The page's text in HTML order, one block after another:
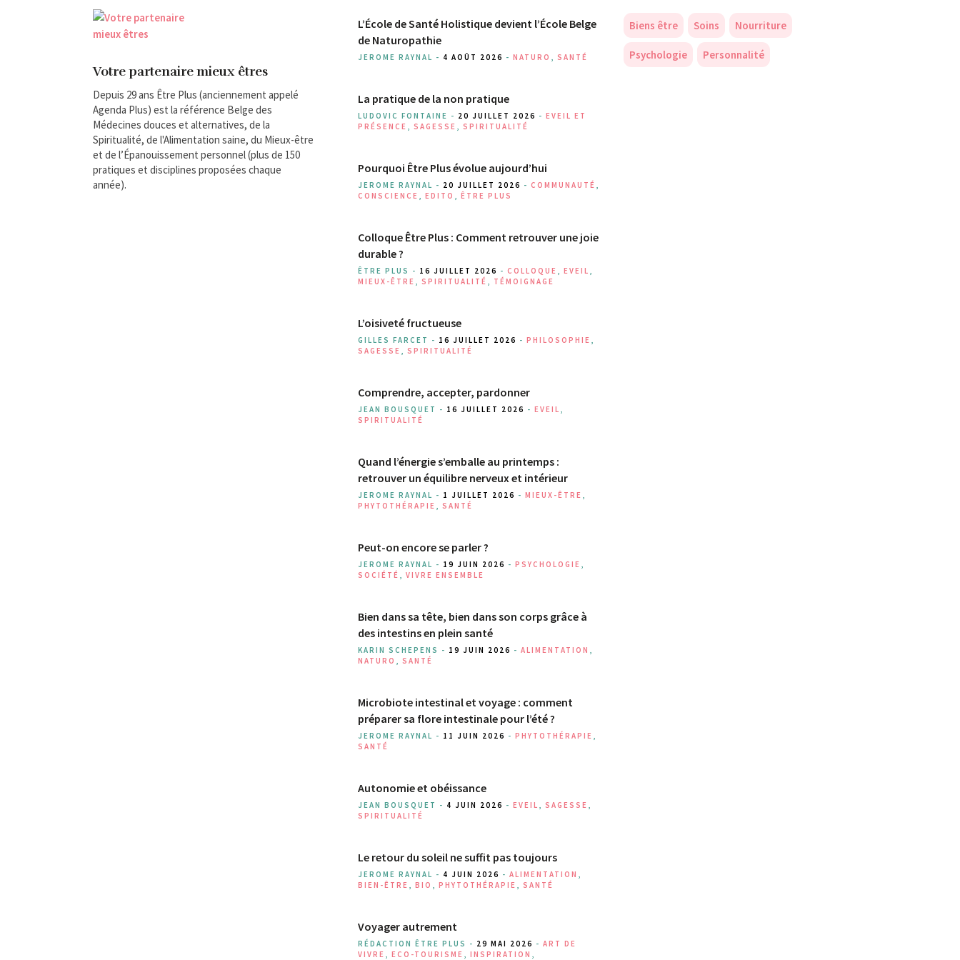
Votre partenaire mieux êtres
Depuis 29 ans Être Plus (anciennement appelé
Agenda Plus) est la référence Belge des
Médecines douces et alternatives, de la
Spiritualité, de l'Alimentation saine, du Mieux-être
et de l’Épanouissement personnel (plus de 150
pratiques et disciplines proposées chaque
année).
L’École de Santé Holistique devient l’École Belge
de Naturopathie
JEROME RAYNAL - 4 AOÛT 2026 -NATURO ,SANTÉ
La pratique de la non pratique
LUDOVIC FONTAINE - 20 JUILLET 2026 -EVEIL ET
PRÉSENCE ,SAGESSE ,SPIRITUALITÉ
Pourquoi Être Plus évolue aujourd’hui
JEROME RAYNAL - 20 JUILLET 2026 -COMMUNAUTÉ ,
CONSCIENCE ,EDITO ,ÊTRE PLUS
Colloque Être Plus : Comment retrouver une joie
durable ?
ÊTRE PLUS - 16 JUILLET 2026 -COLLOQUE ,EVEIL ,
MIEUX-ÊTRE ,SPIRITUALITÉ , TÉMOIGNAGE
L’oisiveté fructueuse
GILLES FARCET - 16 JUILLET 2026 -PHILOSOPHIE ,
SAGESSE ,SPIRITUALITÉ
Comprendre, accepter, pardonner
JEAN BOUSQUET - 16 JUILLET 2026 -EVEIL ,
SPIRITUALITÉ
Quand l’énergie s’emballe au printemps :
retrouver un équilibre nerveux et intérieur
JEROME RAYNAL - 1 JUILLET 2026 -MIEUX-ÊTRE ,
PHYTOTHÉRAPIE ,SANTÉ
Peut-on encore se parler ?
JEROME RAYNAL - 19 JUIN 2026 -PSYCHOLOGIE ,
SOCIÉTÉ ,VIVRE ENSEMBLE
Bien dans sa tête, bien dans son corps grâce à
des intestins en plein santé
KARIN SCHEPENS - 19 JUIN 2026 -ALIMENTATION ,
NATURO ,SANTÉ
Microbiote intestinal et voyage : comment
préparer sa flore intestinale pour l’été ?
JEROME RAYNAL - 11 JUIN 2026 -PHYTOTHÉRAPIE ,
SANTÉ
Autonomie et obéissance
JEAN BOUSQUET - 4 JUIN 2026 -EVEIL ,SAGESSE ,
SPIRITUALITÉ
Le retour du soleil ne suffit pas toujours
JEROME RAYNAL - 4 JUIN 2026 -ALIMENTATION ,
BIEN-ÊTRE ,BIO ,PHYTOTHÉRAPIE ,SANTÉ
Voyager autrement
RÉDACTION ÊTRE PLUS - 29 MAI 2026 -ART DE
VIVRE ,ECO-TOURISME ,INSPIRATION ,
Biens être Soins Nourriture
Psychologie Personnalité